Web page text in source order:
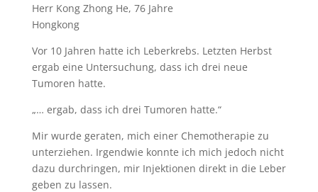
Herr Kong Zhong He, 76 Jahre
Hongkong
Vor 10 Jahren hatte ich Leberkrebs. Letzten Herbst
ergab eine Untersuchung, dass ich drei neue
Tumoren hatte.
„… ergab, dass ich drei Tumoren hatte.“
Mir wurde geraten, mich einer Chemotherapie zu
unterziehen. Irgendwie konnte ich mich jedoch nicht
dazu durchringen, mir Injektionen direkt in die Leber
geben zu lassen.